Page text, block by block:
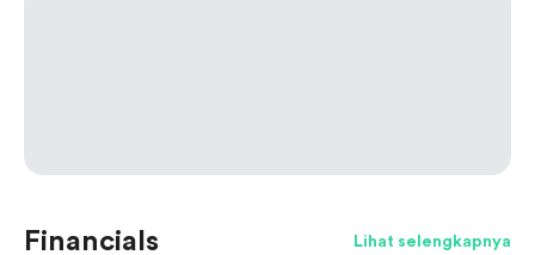
Financials Lihat selengkapnya